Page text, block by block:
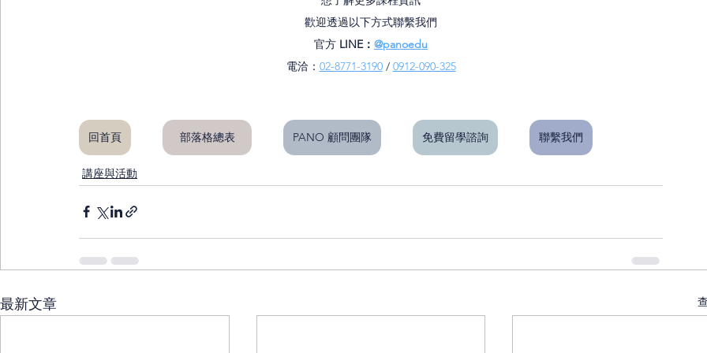
歡迎透過以下方式聯繫我們
官方 LINE： @panoedu
電洽： 02-8771-3190 / 0912-090-325
回首頁 部落格總表 PANO 顧問團隊 免費留學諮詢 聯繫我們
講座與活動
最新文章